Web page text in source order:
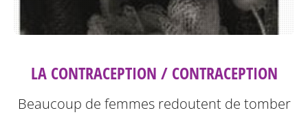
LA CONTRACEPTION / CONTRACEPTION
Beaucoup de femmes redoutent de tomber